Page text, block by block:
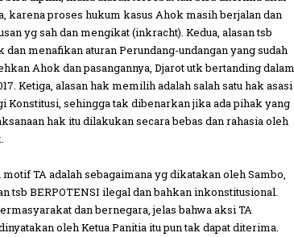
karena proses hukum kasus Ahok masih berjalan dan
yg sah dan mengikat (inkracht). Kedua, alasan tsb
dan menafikan aturan Perundang-undangan yang sudah
Ahok dan pasangannya, Djarot utk bertanding dalam
Ketiga, alasan hak memilih adalah salah satu hak asasi
Konstitusi, sehingga tak dibenarkan jika ada pihak yang
hak itu dilakukan secara bebas dan rahasia oleh
TA adalah sebagaimana yg dikatakan oleh Sambo,
tsb BERPOTENSI ilegal dan bahkan inkonstitusional.
dan bernegara, jelas bahwa aksi TA
oleh Ketua Panitia itu pun tak dapat diterima.